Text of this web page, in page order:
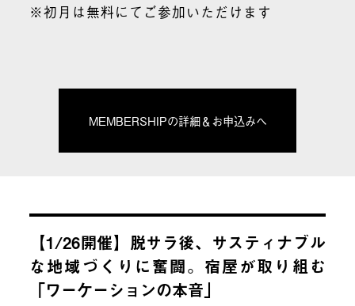
※初月は無料にてご参加いただけます
MEMBERSHIPの詳細＆お申込みへ
【1/26開催】脱サラ後、サスティナブル
な地域づくりに奮闘。宿屋が取り組む
「ワーケーションの本音」